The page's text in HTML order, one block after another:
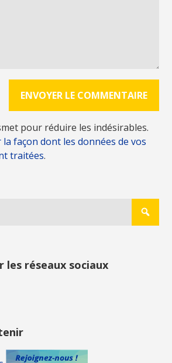
pour réduire les indésirables.
façon dont les données de vos
traitées.
les réseaux sociaux